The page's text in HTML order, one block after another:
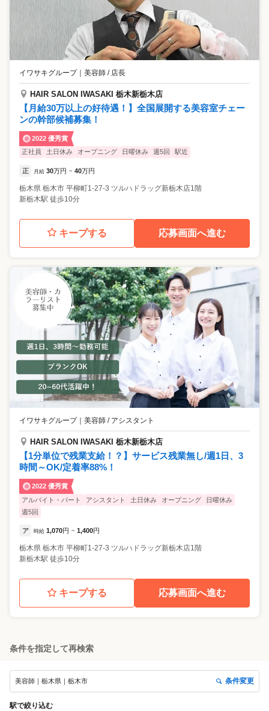
イワサキグループ｜ 美容師 / 店長
HAIR SALON IWASAKI 栃木新栃木店
【月給30万以上の好待遇！】全国展開する美容室チェー
ンの幹部候補募集！
2022 優秀賞
正社員
土日休み オープニング 日曜休み 週5回 駅近
正 月給 30万円 ~ 40万円
栃木県 栃木市 平柳町1-27-3 ツルハドラッグ新栃木店1階
新栃木駅 徒歩10分
キープする 応募画面へ進む
イワサキグループ｜ 美容師 / アシスタント
HAIR SALON IWASAKI 栃木新栃木店
【1分単位で残業支給！？】サービス残業無し/週1日、3
時間～OK/定着率88%！
2022 優秀賞
アルバイト・パート
アシスタント 土日休み オープニング
日曜休み
週5回
ア 時給 1,070円 ~ 1,400円
栃木県 栃木市 平柳町1-27-3 ツルハドラッグ新栃木店1階
新栃木駅 徒歩10分
キープする 応募画面へ進む
条件を指定して再検索
美容師｜栃木県｜栃木市 条件変更
駅で絞り込む